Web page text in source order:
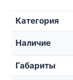
Категория
Наличие
Габариты